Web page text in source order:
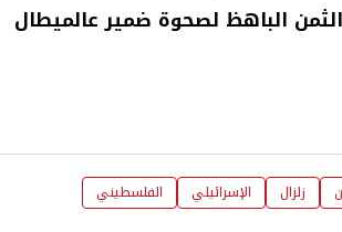
الثمن الباهظ لصحوة ضمير عالميطال
زلزال الإسرائيلي
الفلسطيني